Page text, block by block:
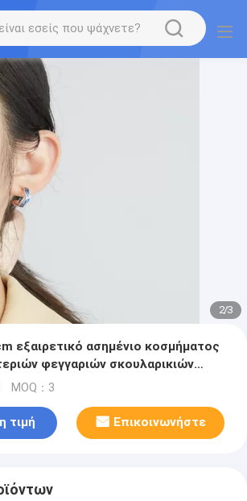
2/3
εξαιρετικό ασημένιο κοσμήματος
φεγγαριών σκουλαρικιών
τη μόδα
MOQ：3
τιμή Επικοινωνήστε